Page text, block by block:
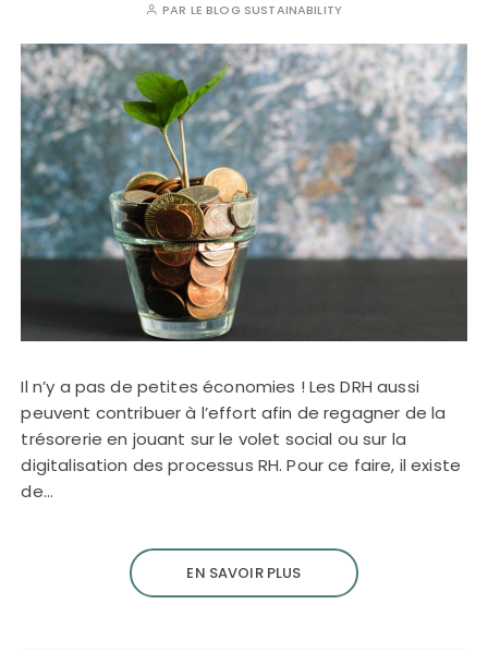
PAR LE BLOG SUSTAINABILITY
Il n’y a pas de petites économies ! Les DRH aussi
peuvent contribuer à l’effort afin de regagner de la
trésorerie en jouant sur le volet social ou sur la
digitalisation des processus RH. Pour ce faire, il existe
de…
EN SAVOIR PLUS